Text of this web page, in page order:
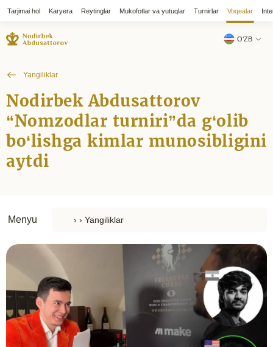
Tarjimai hol Karyera Reytinglar Mukofotlar va yutuqlar Turnirlar Voqealar
OʻZB
Yangiliklar
Nodirbek Abdusattorov
“Nomzodlar turniri”da g‘olib
bo‘lishga kimlar munosibligini
aytdi
Menyu